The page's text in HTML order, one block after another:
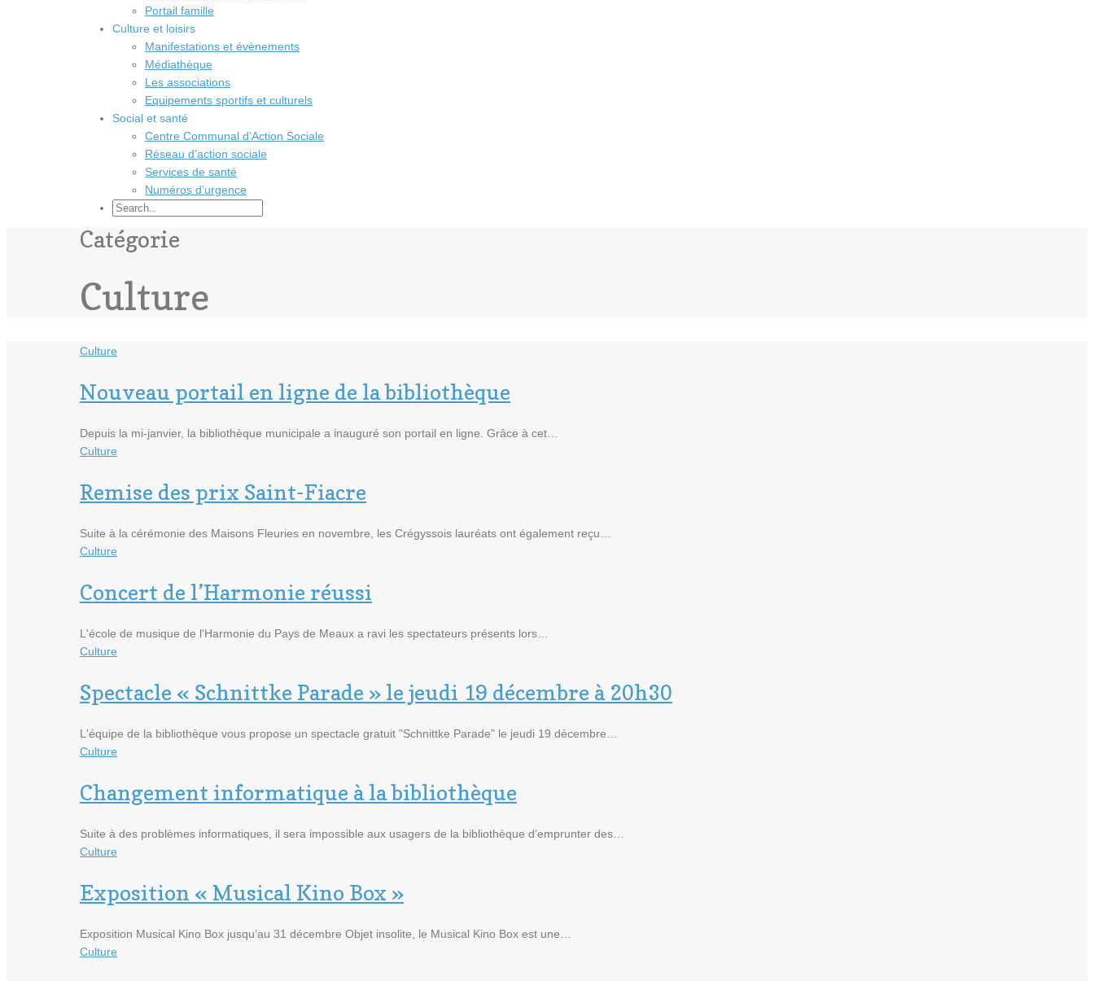
Portail famille
Culture et loisirs
Manifestations et évènements
Médiathèque
Les associations
Equipements sportifs et culturels
Social et santé
Centre Communal d’Action Sociale
Réseau d’action sociale
Services de santé
Numéros d’urgence
Catégorie
Culture
Culture
Nouveau portail en ligne de la bibliothèque
Depuis la mi-janvier, la bibliothèque municipale a inauguré son portail en ligne. Grâce à cet…
Culture
Remise des prix Saint-Fiacre
Suite à la cérémonie des Maisons Fleuries en novembre, les Crégyssois lauréats ont également reçu…
Culture
Concert de l’Harmonie réussi
L'école de musique de l'Harmonie du Pays de Meaux a ravi les spectateurs présents lors…
Culture
Spectacle « Schnittke Parade » le jeudi 19 décembre à 20h30
L'équipe de la bibliothèque vous propose un spectacle gratuit "Schnittke Parade" le jeudi 19 décembre…
Culture
Changement informatique à la bibliothèque
Suite à des problèmes informatiques, il sera impossible aux usagers de la bibliothèque d’emprunter des…
Culture
Exposition « Musical Kino Box »
Exposition Musical Kino Box jusqu’au 31 décembre Objet insolite, le Musical Kino Box est une…
Culture